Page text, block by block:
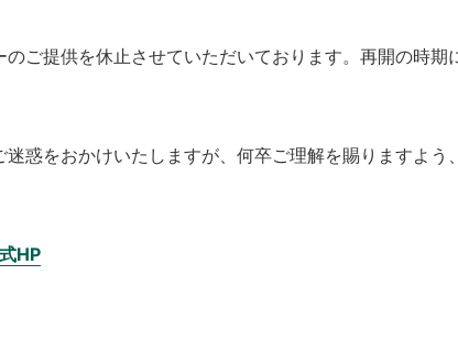
のご提供を休止させていただいております。再開の時期
惑をおかけいたしますが、何卒ご理解を賜りますよう
HP